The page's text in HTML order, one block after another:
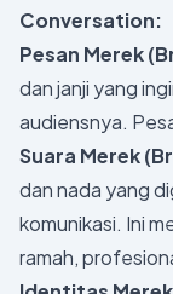
Conversation:
Pesan Merek
dan janji yang
audiensnya.
Suara Merek
dan nada yang
komunikasi. Ini
ramah,